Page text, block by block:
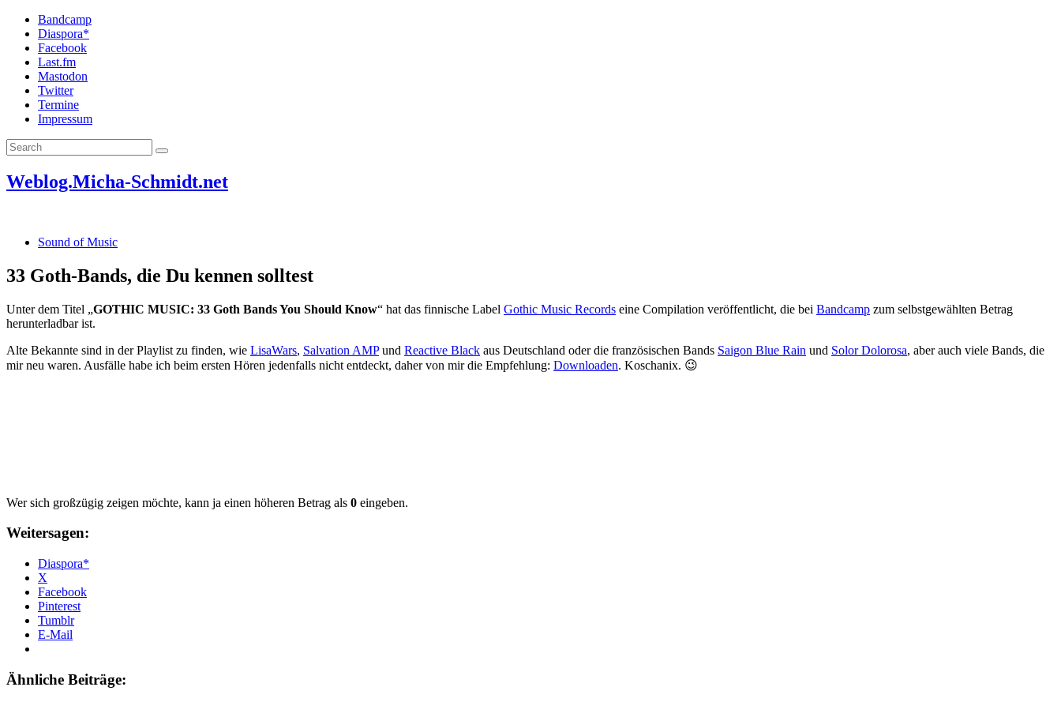
Bandcamp
Diaspora*
Facebook
Last.fm
Mastodon
Twitter
Termine
Impressum
Weblog.Micha-Schmidt.net
Sound of Music
33 Goth-Bands, die Du kennen solltest
Unter dem Titel „GOTHIC MUSIC: 33 Goth Bands You Should Know“ hat das finnische Label Gothic Music Records eine Compilation veröffentlicht, die bei Bandcamp zum selbstgewählten Betrag
herunterladbar ist.
Alte Bekannte sind in der Playlist zu finden, wie LisaWars, Salvation AMPund Reactive Black aus Deutschland oder die französischen Bands Saigon Blue Rain und Solor Dolorosa, aber auch viele Bands, die
mir neu waren. Ausfälle habe ich beim ersten Hören jedenfalls nicht entdeckt, daher von mir die Empfehlung: Downloaden. Koschanix. 😉
Wer sich großzügig zeigen möchte, kann ja einen höheren Betrag als 0 eingeben.
Weitersagen:
Diaspora*
X
Facebook
Pinterest
Tumblr
E-Mail
Ähnliche Beiträge: